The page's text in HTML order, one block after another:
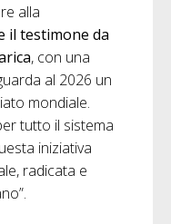
alla
il testimone da
, con una
al 2026 un
mondiale.
tutto il sistema
iniziativa
radicata e